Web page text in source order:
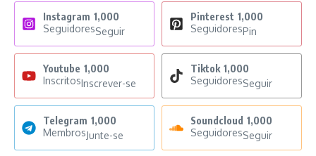
Instagram 1,000
SeguidoresSeguir
Pinterest 1,000
SeguidoresPin
Youtube 1,000
InscritosInscrever-se
Tiktok 1,000
SeguidoresSeguir
Telegram 1,000
MembrosJunte-se
Soundcloud 1,000
SeguidoresSeguir